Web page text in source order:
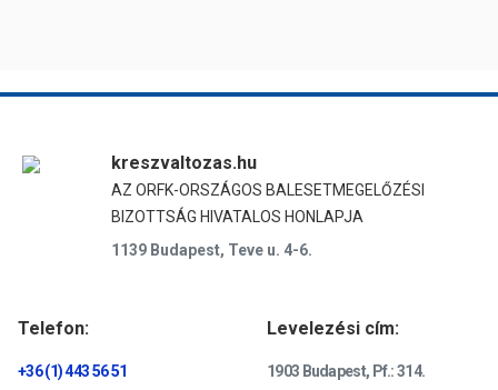
kreszvaltozas.hu
AZ ORFK-ORSZÁGOS BALESETMEGELŐZÉSI
BIZOTTSÁG HIVATALOS HONLAPJA
1139 Budapest, Teve u. 4-6.
Telefon:
+36 (1) 443 56 51
Levelezési cím:
1903 Budapest, Pf.: 314.